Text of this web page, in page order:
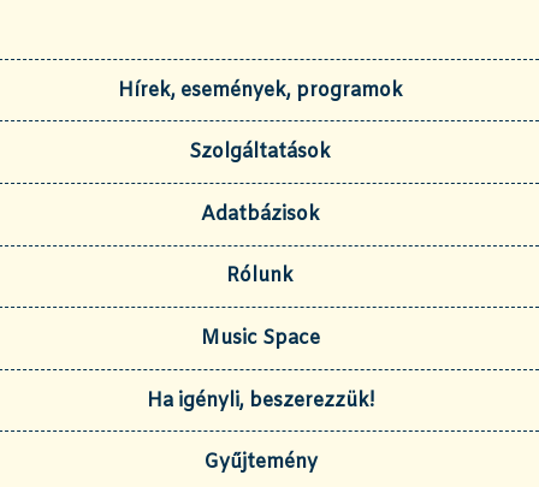
Hírek, események, programok
Szolgáltatások
Adatbázisok
Rólunk
Music Space
Ha igényli, beszerezzük!
Gyűjtemény